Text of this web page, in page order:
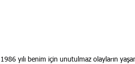
1986 yılı benim için unutulmaz olayların